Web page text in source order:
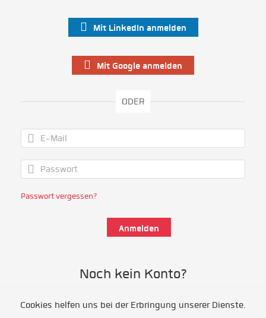
Mit LinkedIn anmelden
Mit Google anmelden
ODER
Passwort vergessen?
Noch kein Konto?
Als Freiwillige/r registrieren
Cookies helfen uns bei der Erbringung unserer Dienste.